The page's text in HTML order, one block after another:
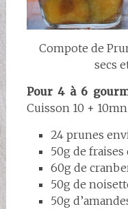
Compote de
secs
Pour 4 à 6
Cuisson 10 + 10mn
24 prunes
50g de fraises
60g de
50g de
50g